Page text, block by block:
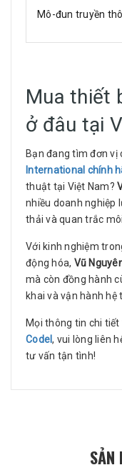
Mô-đun truyền
Mua thiết
ở đâu tại
Bạn đang tìm đơn vị
International chính
thuật tại Việt Nam?
nhiều doanh nghiệp
thải và quan trắc
Với kinh nghiệm
động hóa, Vũ
mà còn đồng hành
khai và vận hành hệ
Mọi thông tin chi tiết
Codel, vui lòng liên
tư vấn tận tình!
SẢN